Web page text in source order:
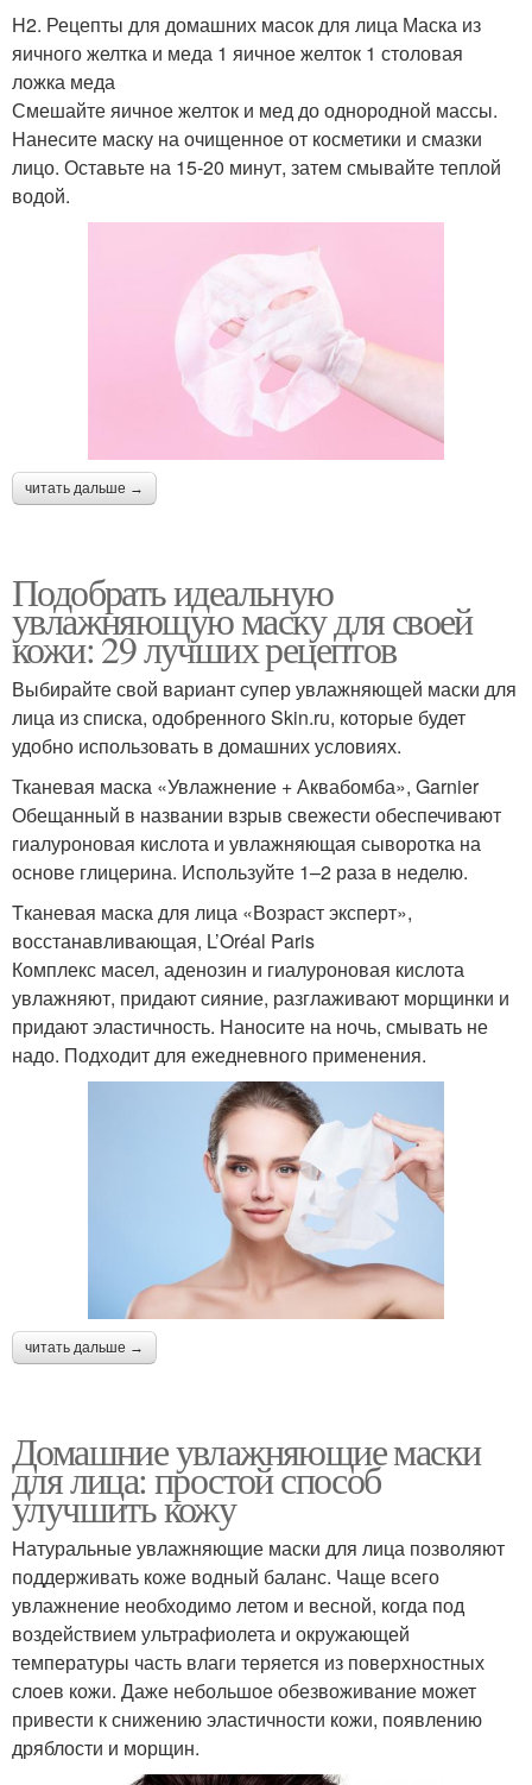
H2. Рецепты для домашних масок для лица Маска из
яичного желтка и меда 1 яичное желток 1 столовая
ложка меда
Смешайте яичное желток и мед до однородной массы.
Нанесите маску на очищенное от косметики и смазки
лицо. Оставьте на 15-20 минут, затем смывайте теплой
водой.
читать дальше →
Подобрать идеальную
увлажняющую маску для своей
кожи: 29 лучших рецептов
Выбирайте свой вариант супер увлажняющей маски для
лица из списка, одобренного Skin.ru, которые будет
удобно использовать в домашних условиях.
Тканевая маска «Увлажнение + Аквабомба», Garnier
Обещанный в названии взрыв свежести обеспечивают
гиалуроновая кислота и увлажняющая сыворотка на
основе глицерина. Используйте 1–2 раза в неделю.
Tканевая маска для лица «Возраст эксперт»,
восстанавливающая, L’Oréal Paris
Комплекс масел, аденозин и гиалуроновая кислота
увлажняют, придают сияние, разглаживают морщинки и
придают эластичность. Наносите на ночь, смывать не
надо. Подходит для ежедневного применения.
читать дальше →
Домашние увлажняющие маски
для лица: простой способ
улучшить кожу
Натуральные увлажняющие маски для лица позволяют
поддерживать коже водный баланс. Чаще всего
увлажнение необходимо летом и весной, когда под
воздействием ультрафиолета и окружающей
температуры часть влаги теряется из поверхностных
слоев кожи. Даже небольшое обезвоживание может
привести к снижению эластичности кожи, появлению
дряблости и морщин.